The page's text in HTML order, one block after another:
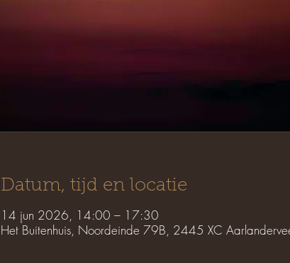
Datum, tijd en locatie
14 jun 2026, 14:00 – 17:30
Het Buitenhuis, Noordeinde 79B, 2445 XC